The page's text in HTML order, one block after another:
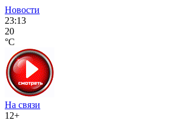
Новости
23:13
20
°C
На связи
12+